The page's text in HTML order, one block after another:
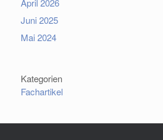
Juni 2025
Mai 2024
Kategorien
Fachartikel